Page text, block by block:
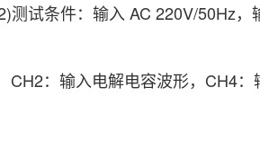
测试条件：输入 AC 220V/50Hz
：输入电解电容波形，CH4：